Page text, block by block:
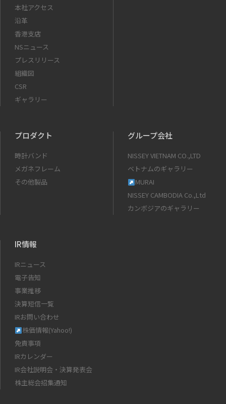
本社アクセス
沿革
香港支店
NSニュース
プレスリリース
組織図
CSR
ギャラリー
プロダクト
時計バンド
メガネフレーム
その他製品
グループ会社
NISSEY VIETNAM CO.,LTD
ベトナムのギャラリー
MURAI
NISSEY CAMBODIA Co.,Ltd
カンボジアのギャラリー
IR情報
IRニュース
電子告知
事業推移
決算短信一覧
IRお問い合わせ
株価情報(Yahoo!)
免責事項
IRカレンダー
IR会社説明会・決算発表会
株主総会招集通知